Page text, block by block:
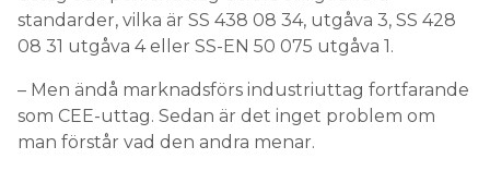
standarder, vilka är SS 438 08 34, utgåva 3, SS 428
08 31 utgåva 4 eller SS-EN 50 075 utgåva 1.
– Men ändå marknadsförs industriuttag fortfarande
som CEE-uttag. Sedan är det inget problem om
man förstår vad den andra menar.